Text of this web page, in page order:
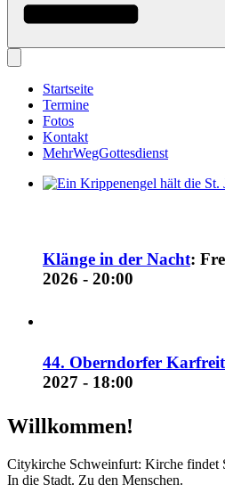
Startseite
Termine
Fotos
Kontakt
MehrWegGottesdienst
Klänge in der Nacht:
2026 - 20:00
44. Oberndorfer
2027 - 18:00
Willkommen!
Citykirche Schweinfurt: Kirche findet
In die Stadt. Zu den Menschen.